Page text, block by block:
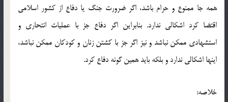
همه جا ممنوع و حرام باشد، اگر ضرورت جنگ يا دفاع از كشور اسلامي
اقتضا كرد اشكالي ندارد. بنابراين اگر دفاع جز با عمليات انتحاري و
استشهادي ممكن نباشد و نيز اگر جز با كشتن زنان و كودكان ممكن نباشد،
اينها اشكالي ندارد و بلكه بايد همين گونه دفاع كرد.
خلاصه: